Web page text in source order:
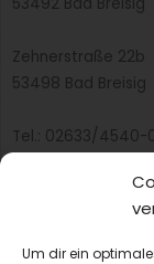
Um dir ein
Max C.
Café coffee,
Inklusion lebt